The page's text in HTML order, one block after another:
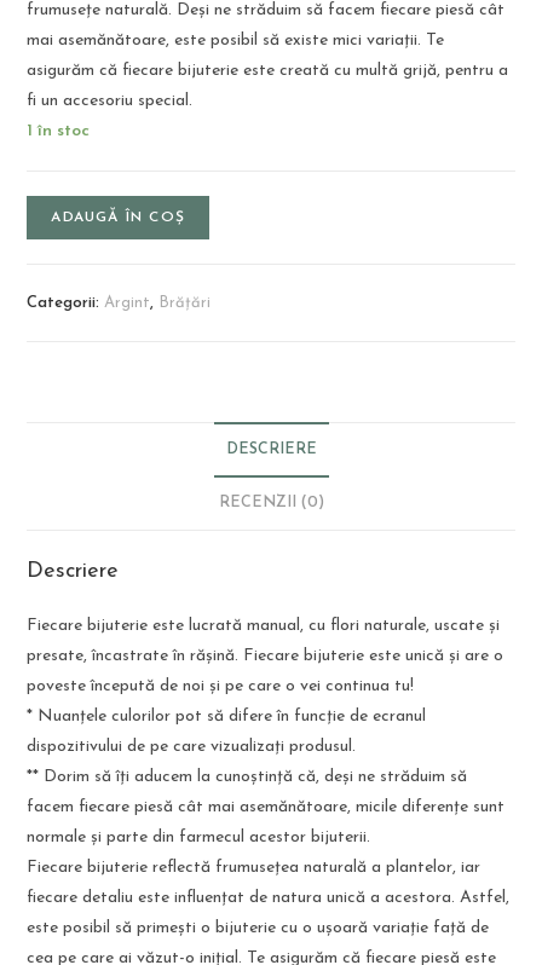
frumusețe naturală. Deși ne străduim să facem fiecare piesă cât
mai asemănătoare, este posibil să existe mici variații. Te
asigurăm că fiecare bijuterie este creată cu multă grijă, pentru a
fi un accesoriu special.
1 în stoc
ADAUGĂ ÎN COȘ
Categorii:Argint, Brățări
DESCRIERE
RECENZII (0)
Descriere
Fiecare bijuterie este lucrată manual, cu flori naturale, uscate și
presate, încastrate în rășină. Fiecare bijuterie este unică și are o
poveste începută de noi și pe care o vei continua tu!
* Nuanțele culorilor pot să difere în funcție de ecranul
dispozitivului de pe care vizualizați produsul.
** Dorim să îți aducem la cunoștință că, deși ne străduim să
facem fiecare piesă cât mai asemănătoare, micile diferențe sunt
normale și parte din farmecul acestor bijuterii.
Fiecare bijuterie reflectă frumusețea naturală a plantelor, iar
fiecare detaliu este influențat de natura unică a acestora. Astfel,
este posibil să primești o bijuterie cu o ușoară variație față de
cea pe care ai văzut-o inițial. Te asigurăm că fiecare piesă este